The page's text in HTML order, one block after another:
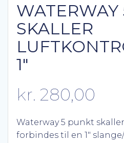
WATERWAY
SKALLER
1″
kr. 280,00
Waterway 5 punkt
forbindes til en 1″